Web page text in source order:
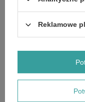
Zobacz
Reklamowe